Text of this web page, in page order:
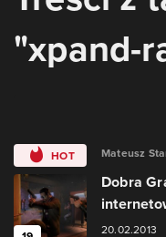
"xpand-
HOT Mateusz
Dobra
20.02.2013